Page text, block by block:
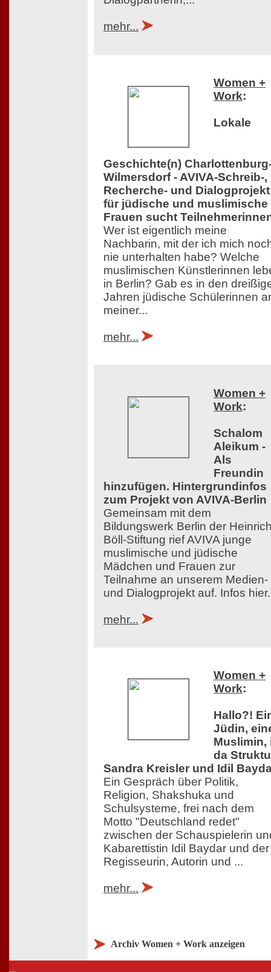
mehr...
Women +
Work:
Lokale
Geschichte(n)
Wilmersdorf - AVIVA-Schreib-,
Recherche- und Dialogprojekt
für jüdische und muslimische
Frauen sucht
Wer ist eigentlich meine
Nachbarin, mit der ich mich
nie unterhalten habe? Welche
muslimischen Künstlerinnen
in Berlin? Gab es in den
Jahren jüdische Schülerinnen
meiner...
mehr...
Women +
Work:
Schalom
Aleikum -
Als
Freundin
hinzufügen. Hintergrundinfos
zum Projekt von AVIVA-Berlin
Gemeinsam mit dem
Bildungswerk Berlin der
Böll-Stiftung rief AVIVA junge
muslimische und jüdische
Mädchen und Frauen zur
Teilnahme an unserem Medien-
und Dialogprojekt auf. Infos
mehr...
Women +
Work:
Hallo?!
Jüdin,
Muslimin,
da
Sandra Kreisler und Idil
Ein Gespräch über Politik,
Religion, Shakshuka und
Schulsysteme, frei nach dem
Motto "Deutschland redet"
zwischen der Schauspielerin
Kabarettistin Idil Baydar und der
Regisseurin, Autorin und ...
mehr...
Archiv Women + Work anzeigen